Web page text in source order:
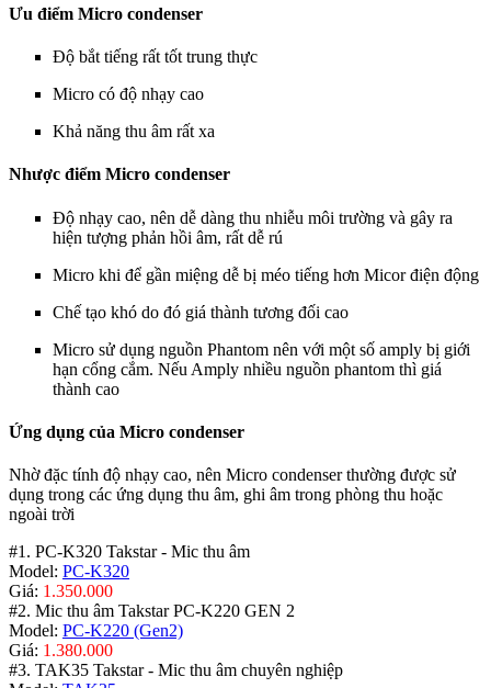
Ưu điểm Micro condenser
Độ bắt tiếng rất tốt trung thực
Micro có độ nhạy cao
Khả năng thu âm rất xa
Nhược điểm Micro condenser
Độ nhạy cao, nên dễ dàng thu nhiễu môi trường và gây ra
hiện tượng phản hồi âm, rất dễ rú
Micro khi để gần miệng dễ bị méo tiếng hơn Micor điện động
Chế tạo khó do đó giá thành tương đối cao
Micro sử dụng nguồn Phantom nên với một số amply bị giới
hạn cổng cắm. Nếu Amply nhiều nguồn phantom thì giá
thành cao
Ứng dụng của Micro condenser
Nhờ đặc tính độ nhạy cao, nên Micro condenserthường được sử
dụng trong các ứng dụng thu âm, ghi âm trong phòng thu hoặc
ngoài trời
#1. PC-K320 Takstar - Mic thu âm
Model: PC-K320
Giá: 1.350.000
#2. Mic thu âm Takstar PC-K220 GEN 2
Model: PC-K220 (Gen2)
Giá: 1.380.000
#3. TAK35 Takstar - Mic thu âm chuyên nghiệp